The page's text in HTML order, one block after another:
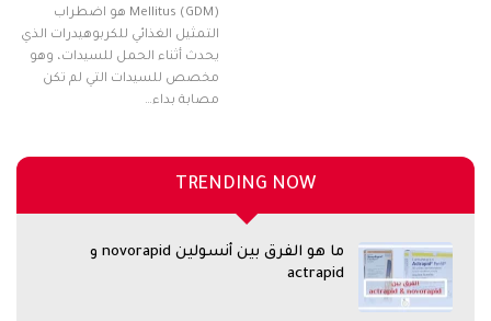
Mellitus (GDM) هو اضطراب
التمثيل الغذائي للكربوهيدرات الذي
يحدث أثناء الحمل للسيدات، وهو
مخصص للسيدات التي لم تكن
مصابة بداء…
TRENDING NOW
ما هو الفرق بين أنسولين novorapid و
actrapid